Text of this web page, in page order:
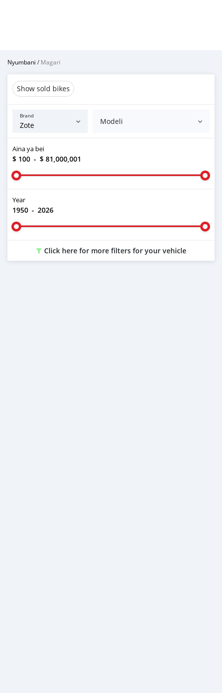
Nyumbani /Magari
Show sold bikes
Brand
Modeli
Aina ya bei
$ 100 - $ 81,000,001
Year
1950 - 2026
Click here for more filters for your vehicle